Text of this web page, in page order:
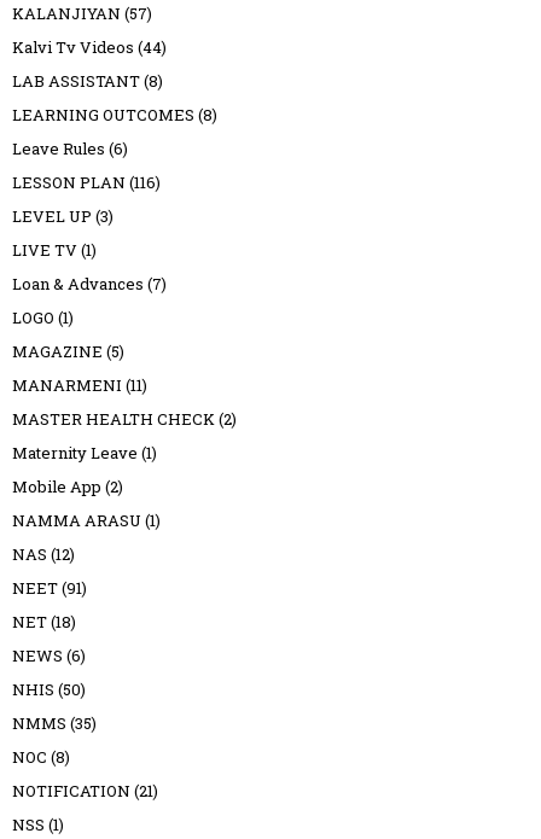
KALANJIYAN (57)
Kalvi Tv Videos (44)
LAB ASSISTANT(8)
LEARNING OUTCOMES (8)
Leave Rules (6)
LESSON PLAN (116)
LEVEL UP (3)
LIVE TV(1)
Loan & Advances (7)
LOGO (1)
MAGAZINE (5)
MANARMENI (11)
MASTER HEALTH CHECK(2)
Maternity Leave (1)
Mobile App (2)
NAMMA ARASU (1)
NAS (12)
NEET(91)
NET(18)
NEWS (6)
NHIS (50)
NMMS (35)
NOC (8)
NOTIFICATION (21)
NSS (1)